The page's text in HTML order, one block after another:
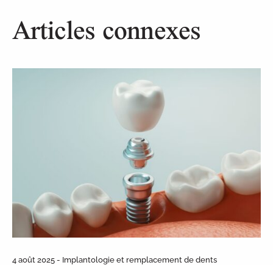
Articles connexes
4 août 2025 - Implantologie et remplacement de dents